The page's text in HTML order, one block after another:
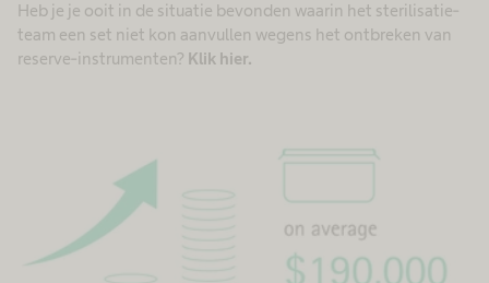
Heb je je ooit in de situatie bevonden waarin het sterilisatie-
team een set niet kon aanvullen wegens het ontbreken van
reserve-instrumenten? Klik hier.